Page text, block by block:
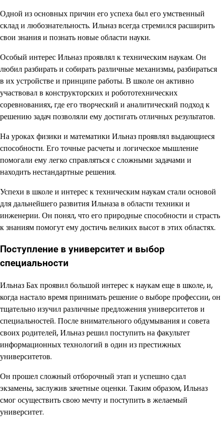
Одной из основных причин его успеха был его умственный
склад и любознательность. Ильназ всегда стремился расширить
свои знания и познать новые области науки.
Особый интерес Ильназ проявлял к техническим наукам. Он
любил разбирать и собирать различные механизмы, разбираться
в их устройстве и принципе работы. В школе он активно
участвовал в конструкторских и робототехнических
соревнованиях, где его творческий и аналитический подход к
решению задач позволяли ему достигать отличных результатов.
На уроках физики и математики Ильназ проявлял выдающиеся
способности. Его точные расчеты и логическое мышление
помогали ему легко справляться с сложными задачами и
находить нестандартные решения.
Успехи в школе и интерес к техническим наукам стали основой
для дальнейшего развития Ильназа в области техники и
инженерии. Он понял, что его природные способности и страсть
к знаниям помогут ему достичь великих высот в этих областях.
Поступление в университет и выбор
специальности
Ильназ Бах проявил большой интерес к наукам еще в школе, и,
когда настало время принимать решение о выборе профессии, он
тщательно изучил различные предложения университетов и
специальностей. После внимательного обдумывания и совета
своих родителей, Ильназ решил поступить на факультет
информационных технологий в один из престижных
университетов.
Он прошел сложный отборочный этап и успешно сдал
экзамены, заслужив зачетные оценки. Таким образом, Ильназ
смог осуществить свою мечту и поступить в желаемый
университет.